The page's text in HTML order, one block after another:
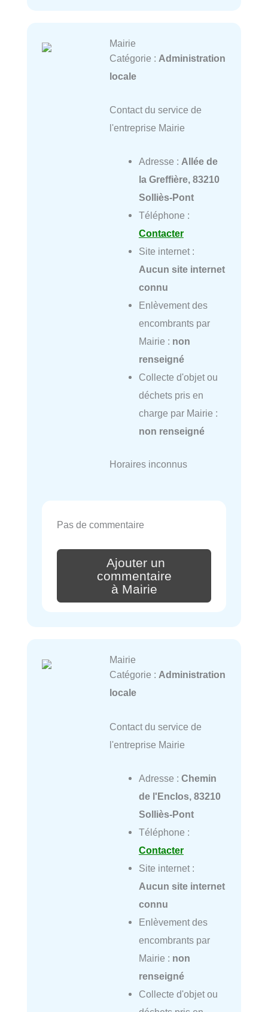
Mairie
Catégorie : Administration
locale
Contact du service de
l'entreprise Mairie
Adresse : Allée de
la Greffière, 83210
Solliès-Pont
Téléphone :
Contacter
Site internet :
Aucun site internet
connu
Enlèvement des
encombrants par
Mairie : non
renseigné
Collecte d'objet ou
déchets pris en
charge par Mairie :
non renseigné
Horaires inconnus
Pas de commentaire
Ajouter un
commentaire
à Mairie
Mairie
Catégorie : Administration
locale
Contact du service de
l'entreprise Mairie
Adresse : Chemin
de l'Enclos, 83210
Solliès-Pont
Téléphone :
Contacter
Site internet :
Aucun site internet
connu
Enlèvement des
encombrants par
Mairie : non
renseigné
Collecte d'objet ou